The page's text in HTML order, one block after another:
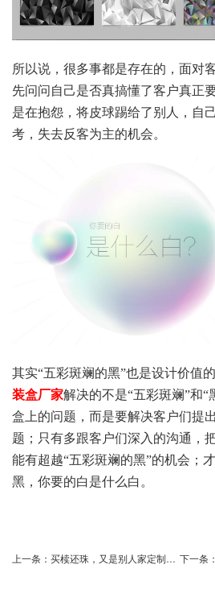
所以说，很多事都是存在的，面对
先问问自己是否真搞懂了客户真正
是在抱怨，将皮球踢给了别人，自
考，失去反客为主的机会。
其实“五彩斑斓的黑”也是设计价值
装盒厂家解决的不是“五彩斑斓”和“
盒上的问题，而是要解决客户们提
题；只有多跟客户们深入的沟通，
能有超越“五彩斑斓的黑”的机会；
黑，你要的白是什么白。
上一条： 买椟还珠，又是别人家定制的包装盒！ 下一条：